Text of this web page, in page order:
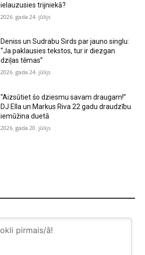
ielauzusies trijniekā?
2026. gada 24. jūlijs
Deniss un Sudrabu Sirds par jauno singlu:
“Ja paklausies tekstos, tur ir diezgan
dziļas tēmas”
2026. gada 24. jūlijs
“Aizsūtiet šo dziesmu savam draugam!”
DJ Ella un Markus Riva 22 gadu draudzību
iemūžina duetā
2026. gada 20. jūlijs